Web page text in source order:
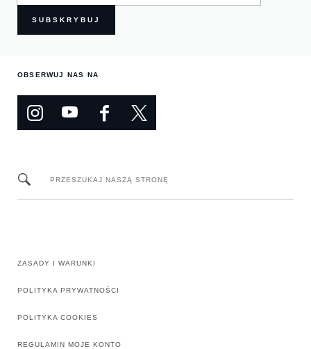
SUBSKRYBUJ
OBSERWUJ NAS NA
PRZESZUKAJ NASZĄ STRONĘ
ZASADY I WARUNKI
POLITYKA PRYWATNOŚCI
POLITYKA COOKIES
REGULAMIN MOJE KONTO